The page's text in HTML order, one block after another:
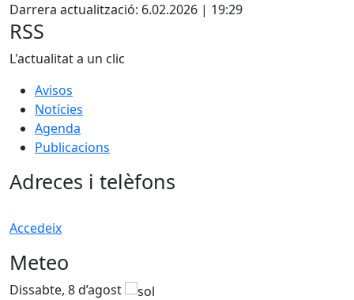
Darrera actualització: 6.02.2026 | 19:29
RSS
L'actualitat a un clic
Avisos
Notícies
Agenda
Publicacions
Adreces i telèfons
Accedeix
Meteo
Dissabte, 8 d’agost